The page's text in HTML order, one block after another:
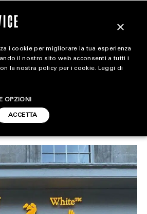
magazine
STYLE
FOOTWEAR
venduto Off-
Alliance
×
i cookie per migliorare la tua esperienza
il nostro sito web acconsenti a tutti i
la nostra policy per i cookie. Leggi di
ACCETTA
OPZIONI